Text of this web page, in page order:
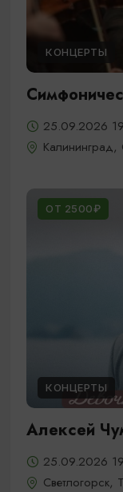
КОНЦЕРТЫ
25.09.2026
ОТ 2500₽
КОНЦЕРТЫ
Алексей
25.09.2026
Светлогорск,